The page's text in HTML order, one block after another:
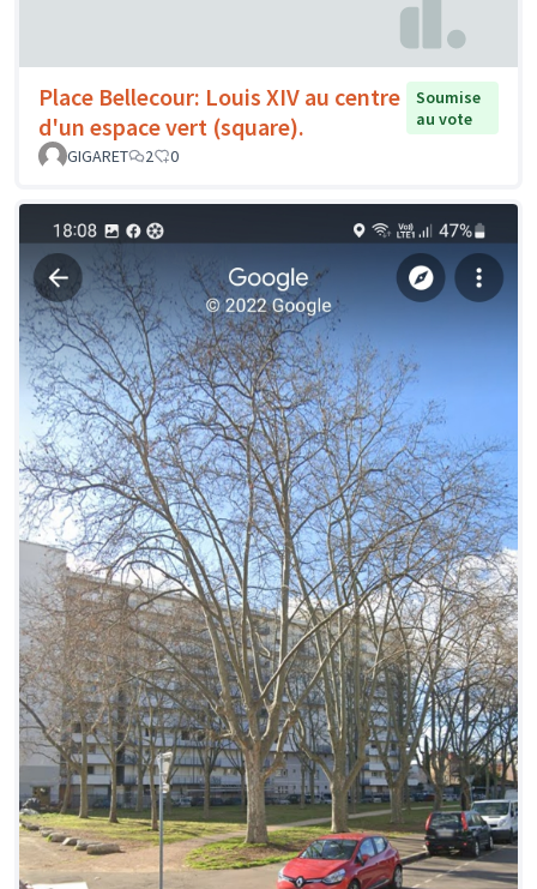
Place Bellecour: Louis XIV au centre
d'un espace vert (square).
Soumise
au vote
GIGARET
2 0